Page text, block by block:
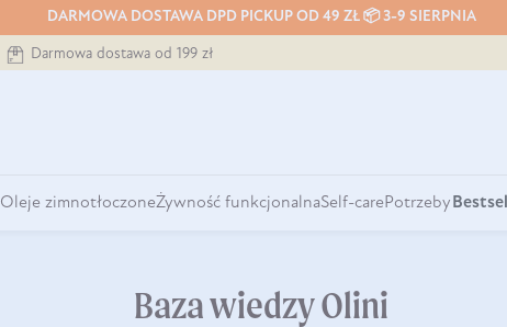
DARMOWA DOSTAWA DPD PICKUP OD 49 ZŁ 📦 3-9 SIERPNIA
Darmowa dostawa od 199 zł
Oleje zimnotłoczoneŻywność funkcjonalnaSelf-carePotrzeby
Baza wiedzy Olini